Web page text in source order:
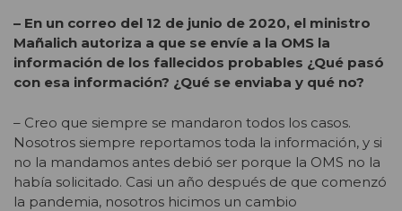
– En un correo del 12 de junio de 2020, el ministro
Mañalich autoriza a que se envíe a la OMS la
información de los fallecidos probables ¿Qué pasó
con esa información? ¿Qué se enviaba y qué no?
– Creo que siempre se mandaron todos los casos.
Nosotros siempre reportamos toda la información, y si
no la mandamos antes debió ser porque la OMS no la
había solicitado. Casi un año después de que comenzó
la pandemia, nosotros hicimos un cambio